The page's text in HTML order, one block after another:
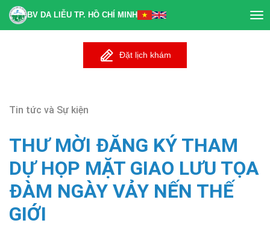
BV DA LIỄU TP. HỒ CHÍ MINH
Đặt lịch khám
Tin tức và Sự kiện
THƯ MỜI ĐĂNG KÝ THAM
DỰ HỌP MẶT GIAO LƯU TỌA
ĐÀM NGÀY VẢY NẾN THẾ
GIỚI